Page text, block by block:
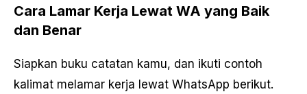
Cara Lamar Kerja Lewat WA yang Baik
dan Benar
Siapkan buku catatan kamu, dan ikuti contoh
kalimat melamar kerja lewat WhatsApp berikut.